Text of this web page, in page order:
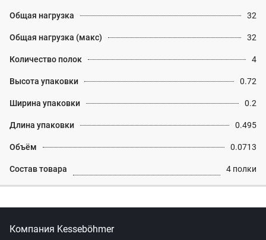
Общая нагрузка 32
Общая нагрузка (макс) 32
Количество полок 4
Высота упаковки 0.72
Ширина упаковки 0.2
Длина упаковки 0.495
Объём 0.0713
Состав товара 4 полки
Компания Kesseböhmer